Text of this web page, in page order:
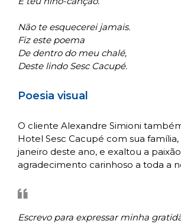
Não te esquecerei jamais.
Fiz este poema
De dentro do meu chalé,
Deste lindo Sesc Cacupé.
Poesia visual
O cliente Alexandre Simioni
Hotel Sesc Cacupé com sua
janeiro deste ano, e exaltou a
agradecimento carinhoso a toda a
Escrevo para expressar minha